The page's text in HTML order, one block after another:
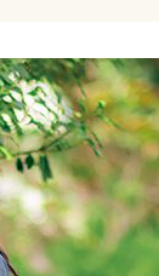
下着キッチン・雑